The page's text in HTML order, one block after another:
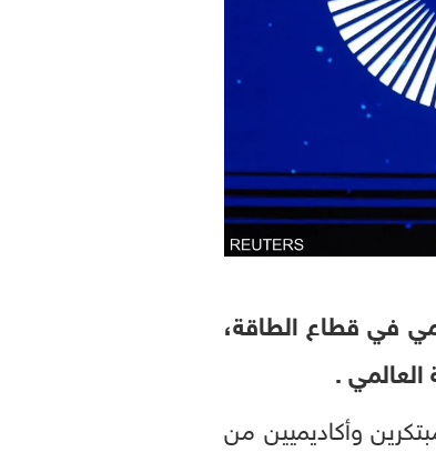
"أديبك 2025" ، أكبر حدث عالمي في قطاع الطاقة،
ومبتكرين وأكاديميين من